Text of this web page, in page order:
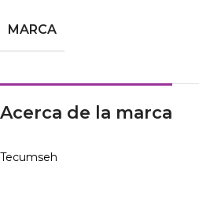
MARCA
Acerca de la marca
Tecumseh